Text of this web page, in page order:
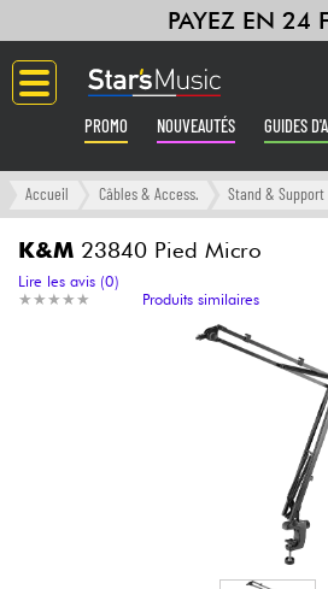
PAYEZ EN 24
PROMO NOUVEAUTÉS GUIDES
Langue
Guitares & Basses
Amplis & Effets
Accueil Câbles & Access. Stand & Support
K&M 23840 Pied Micro
★ ★ ★ ★ ★
★ ★ ★ ★ ★
Lire les avis (0)
Produits similaires